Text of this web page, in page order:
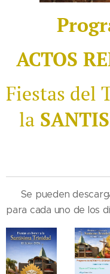
ACTOS
Fiestas del
la
✔️ Se pueden
para cada uno de los